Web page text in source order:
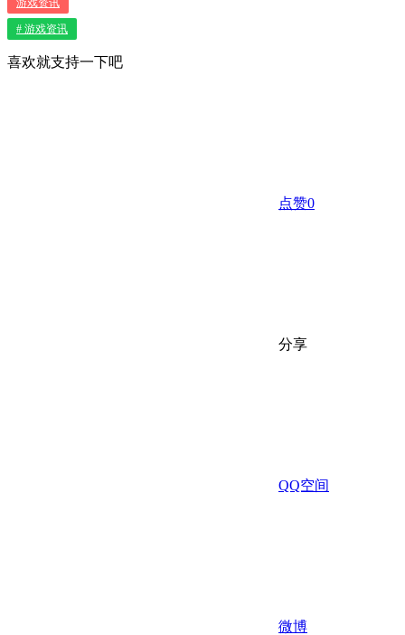
# 游戏资讯
喜欢就支持一下吧
点赞0
分享
QQ空间
微博